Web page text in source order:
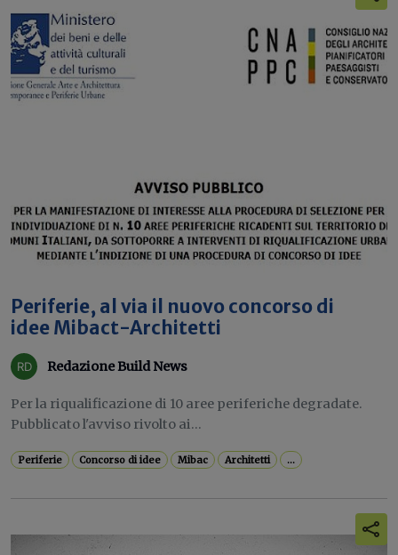
Periferie, al via il nuovo concorso di
idee Mibact-Architetti
Redazione Build News
Per la riqualificazione di 10 aree periferiche degradate.
Pubblicato l'avviso rivolto ai...
Periferie Concorso di idee Mibac Architetti ...